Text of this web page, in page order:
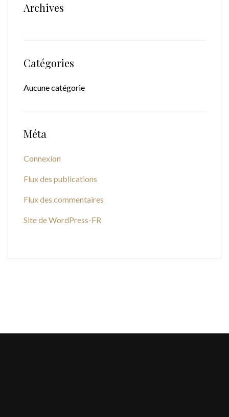
Archives
Catégories
Aucune catégorie
Méta
Connexion
Flux des publications
Flux des commentaires
Site de WordPress-FR